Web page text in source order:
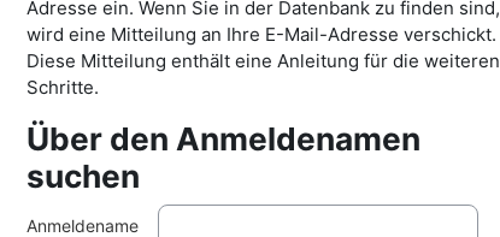
Adresse ein. Wenn Sie in der Datenbank zu finden sind,
wird eine Mitteilung an Ihre E-Mail-Adresse verschickt.
Diese Mitteilung enthält eine Anleitung für die weiteren
Schritte.
Über den Anmeldenamen suchen
Über den Anmeldenamen
suchen
Anmeldename